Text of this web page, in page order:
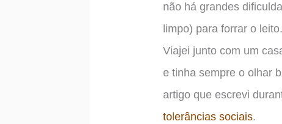
não há grandes
limpo) para forrar o
Viajei junto com um
e tinha sempre o olhar
artigo que escrevi
tolerâncias sociais.